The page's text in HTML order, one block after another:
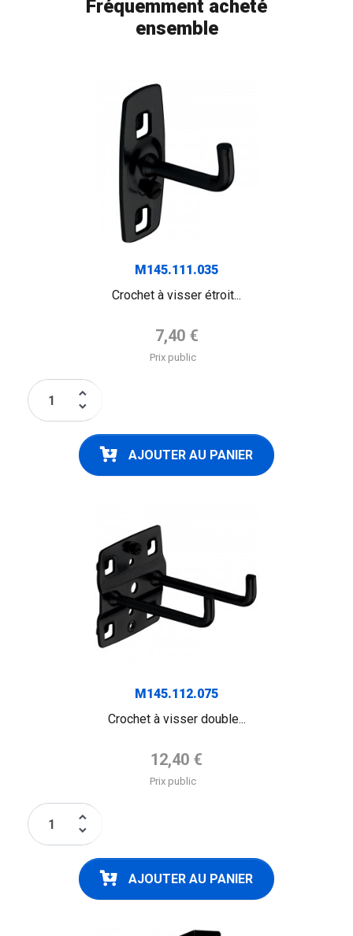
Fréquemment acheté
ensemble
M145.111.035
Crochet à visser étroit...
Prix de base
7,40 €
Prix public
keyboard_arrow_up
keyboard_arrow_down
AJOUTER AU PANIER
M145.112.075
Crochet à visser double...
Prix de base
12,40 €
Prix public
keyboard_arrow_up
keyboard_arrow_down
AJOUTER AU PANIER